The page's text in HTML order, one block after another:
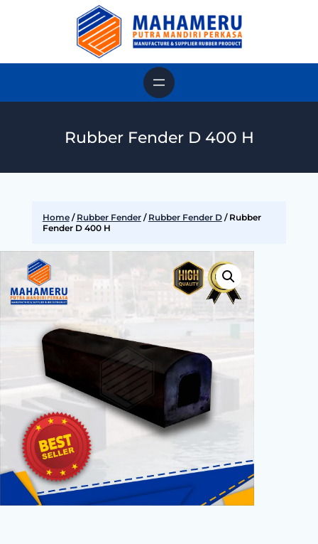
Rubber Fender D 400 H
Home/ Rubber Fender/ Rubber Fender D/ Rubber
Fender D 400 H